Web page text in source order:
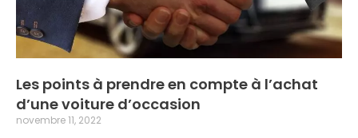
Les points à prendre en compte à l’achat
d’une voiture d’occasion
novembre 11, 2022